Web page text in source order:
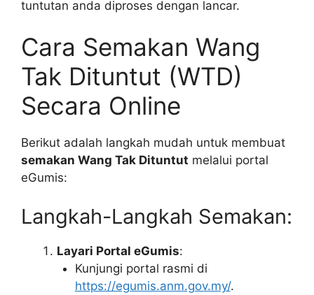
tuntutan anda diproses dengan lancar.
Cara Semakan Wang
Tak Dituntut (WTD)
Secara Online
Berikut adalah langkah mudah untuk membuat
semakan Wang Tak Dituntut melalui portal
eGumis:
Langkah-Langkah Semakan:
Layari Portal eGumis:
Kunjungi portal rasmi di
https://egumis.anm.gov.my/.